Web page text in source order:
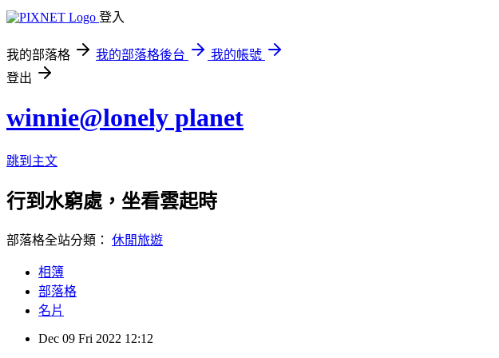
登入
我的部落格 我的部落格後台
我的帳號
登出
winnie@lonely planet
跳到主文
行到水窮處，坐看雲起時
部落格全站分類： 休閒旅遊
相簿
部落格
名片
Dec 09 Fri 2022 12:12